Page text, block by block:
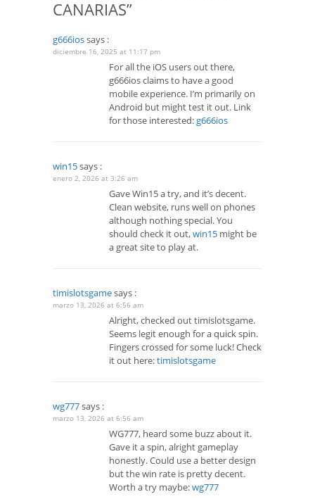
CANARIAS”
g666iossays :
diciembre 16, 2025 at 11:17 pm
For all the iOS users out there,
g666ios claims to have a good
mobile experience. I’m primarily on
Android but might test it out. Link
for those interested:g666ios
win15says :
enero 2, 2026 at 3:26 am
Gave Win15 a try, and it’s decent.
Clean website, runs well on phones
although nothing special. You
should check it out,win15 might be
a great site to play at.
timislotsgamesays :
marzo 13, 2026 at 6:56 am
Alright, checked out timislotsgame.
Seems legit enough for a quick spin.
Fingers crossed for some luck! Check
it out here:timislotsgame
wg777says :
marzo 13, 2026 at 6:56 am
WG777, heard some buzz about it.
Gave it a spin, alright gameplay
honestly. Could use a better design
but the win rate is pretty decent.
Worth a try maybe:wg777